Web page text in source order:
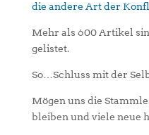
die andere Art der
Mehr als 600 Artikel
gelistet.
So…Schluss mit der
Mögen uns die
bleiben und viele neue